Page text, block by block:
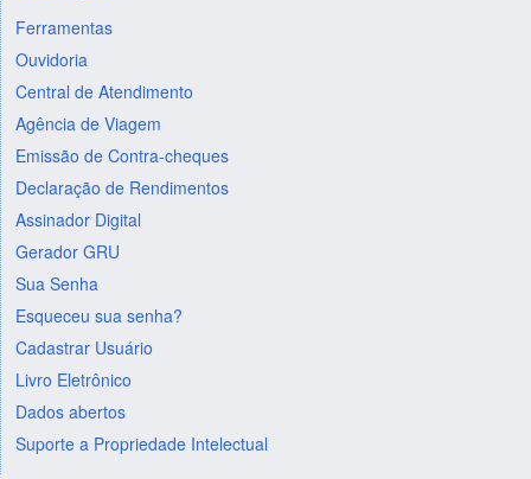
Ferramentas
Ouvidoria
Central de Atendimento
Agência de Viagem
Emissão de Contra-cheques
Declaração de Rendimentos
Assinador Digital
Gerador GRU
Sua Senha
Esqueceu sua senha?
Cadastrar Usuário
Livro Eletrônico
Dados abertos
Suporte a Propriedade Intelectual